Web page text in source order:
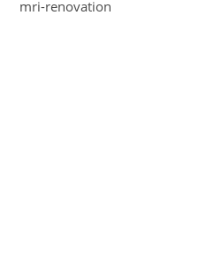
mri-renovation